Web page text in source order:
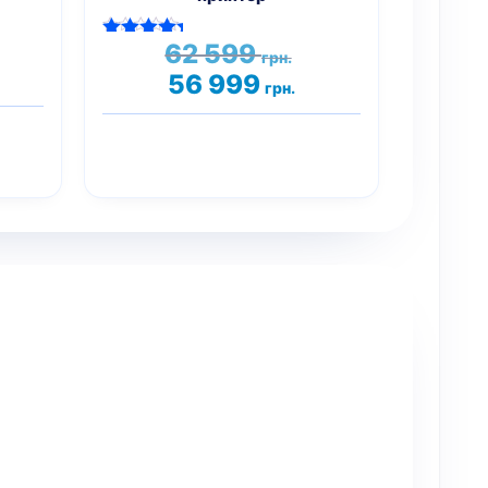
Оценка62 599грн.
62
56 999грн.
цена:
56